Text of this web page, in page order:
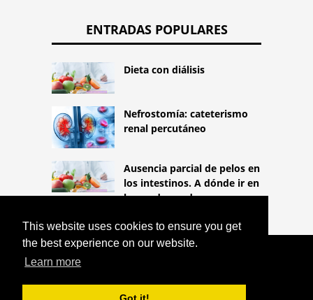
This website uses cookies to ensure you get
the best experience on our website.
Learn more
ENTRADAS POPULARES
Dieta con diálisis
Nefrostomía: cateterismo
renal percutáneo
Ausencia parcial de pelos en
los intestinos. A dónde ir en
busca de ayuda
SANATORIO WŁÓKNIARZ BUSKO-ZDRÓJ